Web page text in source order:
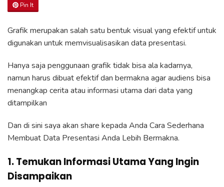
Pin It
Grafik merupakan salah satu bentuk visual yang efektif untuk
digunakan untuk memvisualisasikan data presentasi.
Hanya saja penggunaan grafik tidak bisa ala kadarnya,
namun harus dibuat efektif dan bermakna agar audiens bisa
menangkap cerita atau informasi utama dari data yang
ditampilkan
Dan di sini saya akan share kepada Anda Cara Sederhana
Membuat Data Presentasi Anda Lebih Bermakna.
1. Temukan Informasi Utama Yang Ingin
Disampaikan